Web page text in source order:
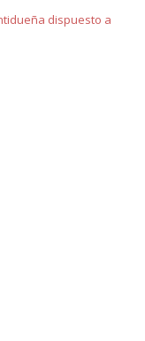
dispuesto a